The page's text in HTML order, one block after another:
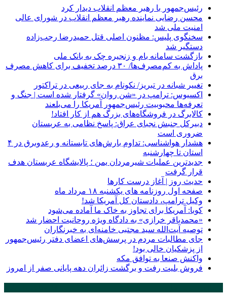
رئیس‌جمهور با رهبر معظم انقلاب دیدار کرد
محسن رضایی نماینده رهبر معظم انقلاب در شورای عالی
امنیت ملی شد
سخنگوی پلیس: مظنون اصلی قتل حمیدرضا رجب‌زاده
دستگیر شد
بازگشت سامانه بام و زنجیره چک به بانک ملی
پاداش به کم‌مصرف‌ها/ ۳۰ درصد تخفیف برای کاهش مصرف
برق
تغییر شبانه در تبریز/ نکونام به جای ربیعی در تراکتور
اکسیوس: ترامپ در «شن روان» گرفتار شده است | جنگ و
تعرفه‌ها محبوبیت رئیس‌جمهور آمریکا را می‌بلعند
کالابرگ در فروشگاه‌های بزرگ هم از کار افتاد!
دبیرکل جنبش نجبای عراق: پاسخ نظامی به عربستان
ضروری است
هشدار هواشناسی: تداوم بارش‌های تابستانه و رعدوبرق در ۴
استان تا چهارشنبه
جدیدترین عملیات شیرمردان یمن ؛ پالایشگاه عربستان هدف
قرار گرفت
حدیث روز | آغاز درست کارها
صفحه اول روزنامه‌ های یکشنبه ۱۸ مرداد ماه
وکیل ترامپ، دادستان کل آمریکا شد!
کوبا: آمریکا برای تجاوز به خاک ما آماده می‌شود
«محمدباقر خرازی» به دادگاه ویژه روحانیت احضار شد
توصیه آیت‌الله سید مجتبی خامنه‌ای به خبرنگاران
جای مطالبات مردم در پرسش‌های اعضای دفتر رئیس‌جمهور
از پزشکیان خالی بود!
واکنش صنعا به توافق مکه
فروش بلیت رفت و برگشت زائران دهه پایانی صفر از امروز